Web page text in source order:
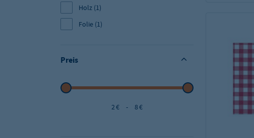
Holz (1)
Folie (1)
Preis
2 € - 8 €